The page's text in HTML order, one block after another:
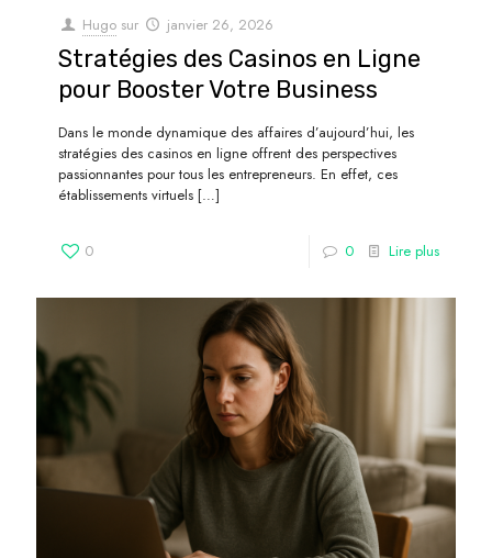
Hugo sur janvier 26, 2026
Stratégies des Casinos en Ligne
pour Booster Votre Business
Dans le monde dynamique des affaires d’aujourd’hui, les
stratégies des casinos en ligne offrent des perspectives
passionnantes pour tous les entrepreneurs. En effet, ces
établissements virtuels […]
0 0 Lire plus